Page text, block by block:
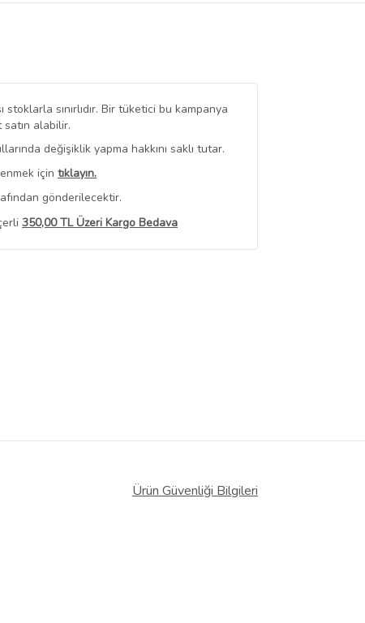
stoklarla sınırlıdır. Bir tüketici bu kampanya
alabilir.
değişiklik yapma hakkını saklı tutar.
için tıklayın.
gönderilecektir.
350,00 TL Üzeri Kargo Bedava
Ürün Güvenliği Bilgileri